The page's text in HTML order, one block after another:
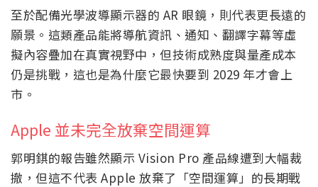
至於配備光學波導顯示器的 AR 眼鏡，則代表更長遠的
願景。這類產品能將導航資訊、通知、翻譯字幕等虛
擬內容疊加在真實視野中，但技術成熟度與量產成本
仍是挑戰，這也是為什麼它最快要到 2029 年才會上
市。
Apple 並未完全放棄空間運算
郭明錤的報告雖然顯示 Vision Pro 產品線遭到大幅裁
撤，但這不代表 Apple 放棄了「空間運算」的長期戰